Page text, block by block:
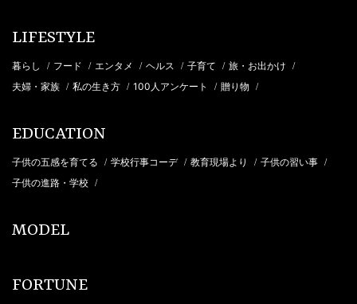
LIFESTYLE
暮らし / フード / エンタメ / ヘルス / 子育て / 旅・お出かけ /
夫婦・家族 / 私の生き方 / 100人アンケート / 贈り物 /
EDUCATION
子供の五感を育てる / 学校行事コーデ / 教育現場より / 子供の習い事 /
子供の進路・学校 /
MODEL
FORTUNE